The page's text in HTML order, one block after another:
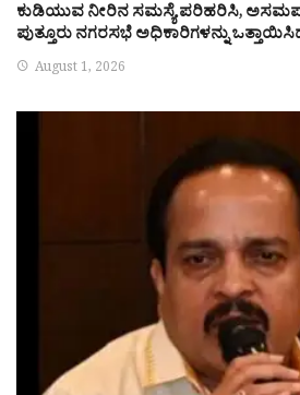
ಕುಡಿಯುವ ನೀರಿನ ಸಮಸ್ಯೆ ಪರಿಹರಿಸಿ,
ಪುತ್ತೂರು ನಗರಸಭೆ ಅಧಿಕಾರಿಗಳನ್ನು
August 1, 2026